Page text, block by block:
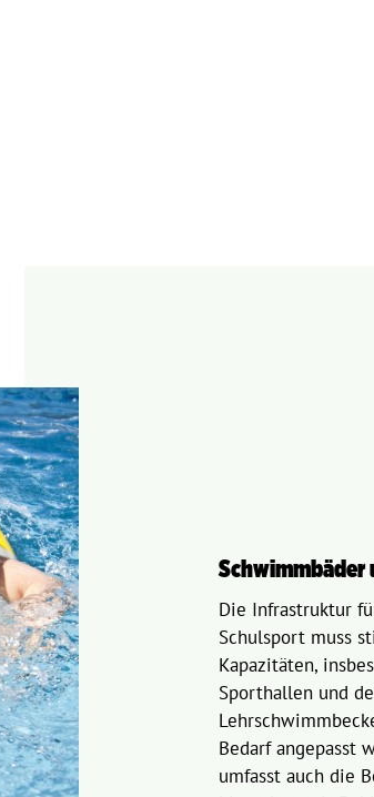
Schwimmbäder
Die Infrastruktur
Schulsport muss
Kapazitäten,
Sporthallen und
Bedarf angepasst
umfasst auch die